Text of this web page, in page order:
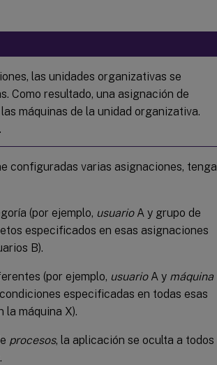
las unidades organizativas se
Como resultado, una asignación de
máquinas de la unidad organizativa.
configuradas varias asignaciones, tenga
(por ejemplo, usuarioA y grupo de
especificados en esas asignaciones
B).
(por ejemplo, usuarioA y máquina
especificadas en todas esas
la máquina X).
procesos, la aplicación se oculta a todos